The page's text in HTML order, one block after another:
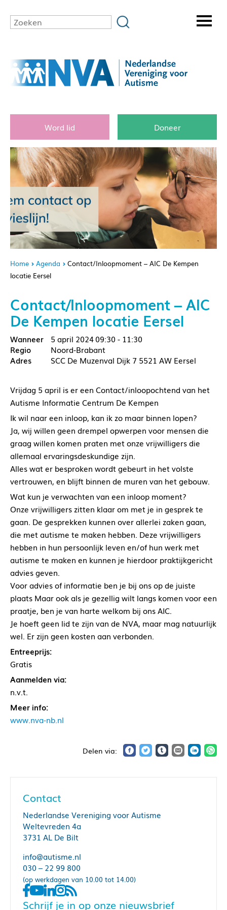
Word lid Doneer
Home Agenda
Contact/Inloopmoment – AIC De Kempen
locatie Eersel
Contact/Inloopmoment – AIC
De Kempen locatie Eersel
5 april 202409:30 - 11:30
Noord-Brabant
SCC De Muzenval Dijk 7 5521 AW Eersel
Vrijdag 5 april is er een Contact/inloopochtend van het
Autisme Informatie Centrum De Kempen
Ik wil naar een inloop, kan ik zo maar binnen lopen?
Ja, wij willen geen drempel opwerpen voor mensen die
graag willen komen praten met onze vrijwilligers die
allemaal ervaringsdeskundige zijn.
Alles wat er besproken wordt gebeurt in het volste
vertrouwen, en blijft binnen de muren van het gebouw.
Wat kun je verwachten van een inloop moment?
Onze vrijwilligers zitten klaar om met je in gesprek te
gaan. De gesprekken kunnen over allerlei zaken gaan,
die met autisme te maken hebben. Deze vrijwilligers
hebben in hun persoonlijk leven en/of hun werk met
autisme te maken en kunnen je hierdoor praktijkgericht
advies geven.
Voor advies of informatie ben je bij ons op de juiste
plaats Maar ook als je gezellig wilt langs komen voor een
praatje, ben je van harte welkom bij ons AIC.
Je hoeft geen lid te zijn van de NVA, maar mag natuurlijk
wel. Er zijn geen kosten aan verbonden.
Entreeprijs:
Gratis
Aanmelden via:
n.v.t.
Meer info:
www.nva-nb.nl
Contact
Nederlandse Vereniging voor Autisme
Weltevreden 4a
3731 AL De Bilt
info@autisme.nl
030 – 22 99 800
(op werkdagen van 10.00 tot 14.00)
Schrijf je in op onze nieuwsbrief